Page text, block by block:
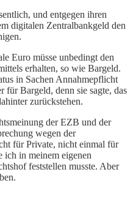
und entgegen ihren
digitalen Zentralbankgeld den
Euro müsse unbedingt den
erhalten, so wie Bargeld.
in Sachen Annahmepflicht
für Bargeld, denn sie sagte, das
zurückstehen.
der EZB und der
wegen der
für Private, nicht einmal für
ich in meinem eigenen
feststellen musste. Aber